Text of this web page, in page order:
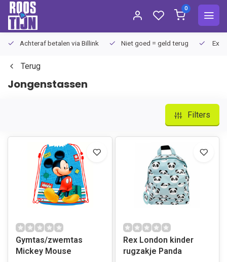
0
Achteraf betalen via Billink Niet goed = geld terug
Terug
Jongenstassen
Filters
Gymtas/zwemtas
Mickey Mouse
Rex London kinder
rugzakje Panda